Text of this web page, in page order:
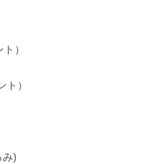
）
）
み)